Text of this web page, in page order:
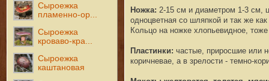
Сыроежка
пламенно-ор...
Сыроежка
кроваво-кра...
Сыроежка
каштановая
Ножка: 2-15 см и диаметром 1-3 см,
одноцветная со шляпкой и так же
Кольцо на ножке хлопьевидное,
Пластинки: частые, приросшие или
коричневае, а в зрелости - темно-